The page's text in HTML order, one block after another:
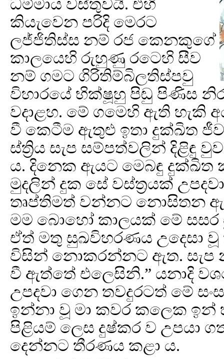
ධම්මාය වස්තුවයි. එහි
කියැවෙන පරිදි මෙරට
ලජ්ජිතිස්ස නම් රජ කෙනකුගේ
කාලයෙහි රුහුණු රටෙහි සීව
නම් ගමට ගිරිතිම්බිලතිස්පවු
විහාරයේ භික්ෂූහු පිඬු පිණිස
වදාළහ. මේ ගමෙහි ඇති හැකි
වී කෙටීම ඇතුළු ඉතා දුක්ඛිත
ස්ත්‍රිය සැප සම්පත්වලින් දිළිඳු
ය. දිනෙක ඇයට මෙබඳු දුක්ඛිත
මුදලින් දුක සේ වස්ත්‍රයක්
තෘප්තිමත් වන්නට නොසිතන
මම බොහෝ කාලයක් මේ සසර
ඒත් මතු සුඛවිහරණය උදෙසා
විසින් නොකරන්නට ඇත. සැප
වී ඇත්තේ එලෙසිනි.” යනාදි
උපදවා ගෙන තවදුරටත් මේ
ඉන්නා වූ මා කවර කලෙක ඉන්
පිළියම් ලෙස දුෂ්කර ව උපයා
දෙන්නට තීරණය කළා ය.